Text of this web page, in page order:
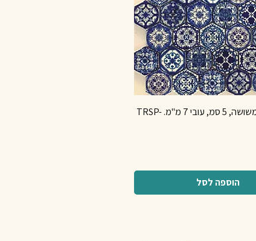
אריח פורצלן משושה, 5 סמ, עובי 7 מ"מ. TRSP-
הוספה לסל